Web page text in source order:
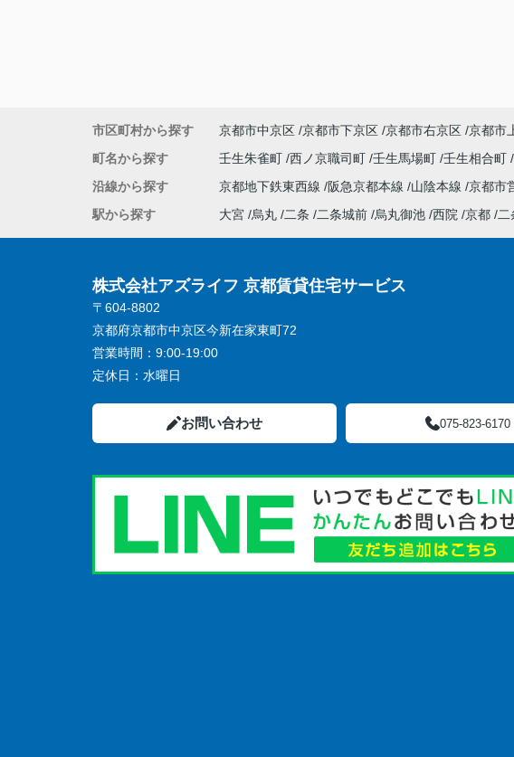
市区町村から探す 京都市中京区 京都市下京区 京都市右京区 京都市
町名から探す
壬生朱雀町 西ノ京職司町 壬生馬場町 壬生相合町
沿線から探す
京都地下鉄東西線 阪急京都本線 山陰本線 京都市
駅から探す
大宮 烏丸 二条 二条城前 烏丸御池 西院 京都 二
株式会社アズライフ 京都賃貸住宅サービス
〒604-8802
京都府京都市中京区今新在家東町72
営業時間： 9:00-19:00
定休日： 水曜日
お問い合わせ 075-823-6170